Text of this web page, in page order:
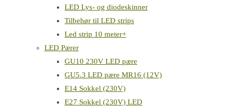
LED Lys- og diodeskinner
Tilbehør til LED strips
Led strip 10 meter+
LED Pærer
GU10 230V LED pære
GU5.3 LED pære MR16 (12V)
E14 Sokkel (230V)
E27 Sokkel (230V) LED